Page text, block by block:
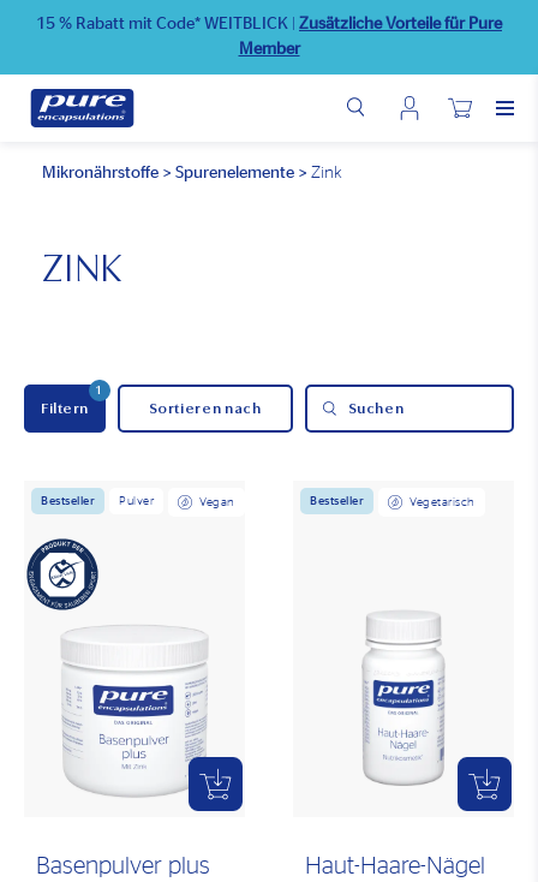
Direkt
Inhalt
15 % Rabatt mit Code* WEITBLICK
Zusätzliche Vorteile für Pure
Member
Wunschliste
Mikronährstoffe > Spurenelemente > Zink
ZINK
Filtern
1
Suchen
Bestseller Pulver Vegan
Basenpulver plus
Bestseller Vegetarisch
Haut-Haare-Nägel